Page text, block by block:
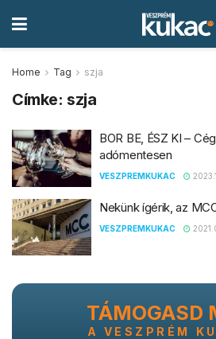
Home Tag szja
Címke: szja
BOR BE, ÉSZ KI –
adómentesen
VESZPREMKUKAC
Nekünk ígérik, az
VESZPREMKUKAC
TÁMOGASD
A VESZPRÉM